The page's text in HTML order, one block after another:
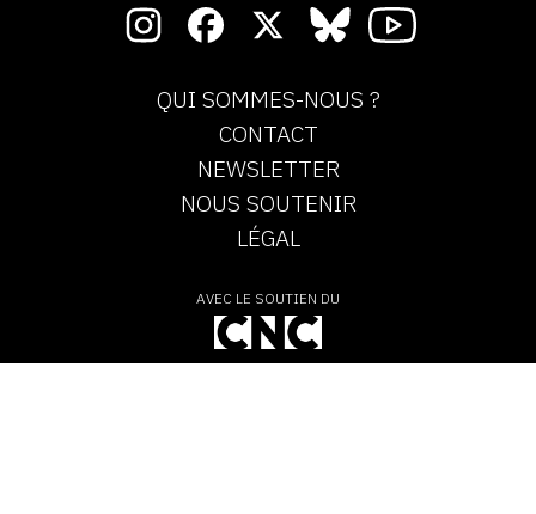
QUI SOMMES-NOUS ?
CONTACT
NEWSLETTER
NOUS SOUTENIR
LÉGAL
AVEC LE SOUTIEN DU